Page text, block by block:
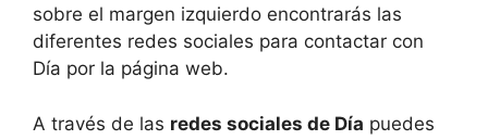
sobre el margen izquierdo encontrarás las
diferentes redes sociales para contactar con
Día por la página web.
A través de las redes sociales de Día puedes